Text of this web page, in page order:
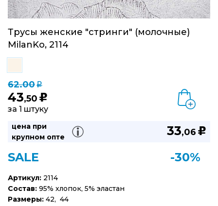
Трусы женские "стринги" (молочные)
MilanKo, 2114
62.00q
43,50 u
за 1 штуку
цена при
крупном опте
33,06 u
SALE -30%
Артикул: 2114
Состав: 95% хлопок, 5% эластан
Размеры: 42, 44